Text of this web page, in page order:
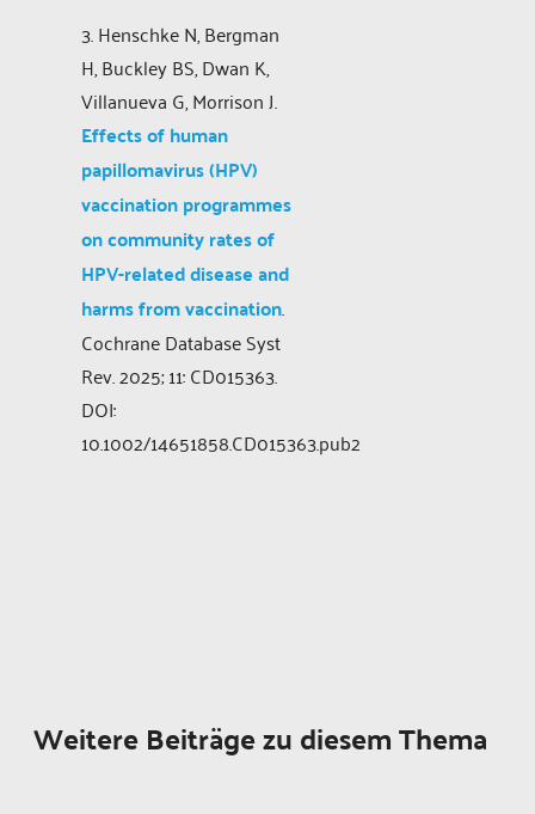
3. Henschke N, Bergman
H, Buckley BS, Dwan K,
Villanueva G, Morrison J.
Effects of human
papillomavirus (HPV)
vaccination programmes
on community rates of
HPV-related disease and
harms from vaccination.
Cochrane Database Syst
Rev. 2025; 11: CD015363.
DOI:
10.1002/14651858.CD015363.pub2
Weitere Beiträge zu diesem Thema